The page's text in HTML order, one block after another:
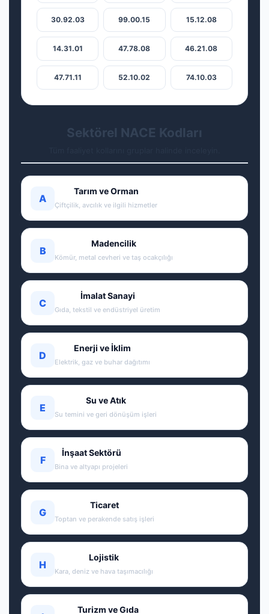
30.92.03 99.00.15 15.12.08
14.31.01 47.78.08 46.21.08
47.71.11 52.10.02 74.10.03
Sektörel NACE Kodları
A
Tarım ve Orman
Çiftçilik, avcılık ve ilgili hizmetler
B
Madencilik
Kömür, metal cevheri ve taş ocakçılığı
C
İmalat Sanayi
Gıda, tekstil ve endüstriyel üretim
D
Enerji ve İklim
Elektrik, gaz ve buhar dağıtımı
E
Su ve Atık
Su temini ve geri dönüşüm işleri
F
İnşaat Sektörü
Bina ve altyapı projeleri
G
Ticaret
Toptan ve perakende satış işleri
H
Lojistik
Kara, deniz ve hava taşımacılığı
Turizm ve Gıda